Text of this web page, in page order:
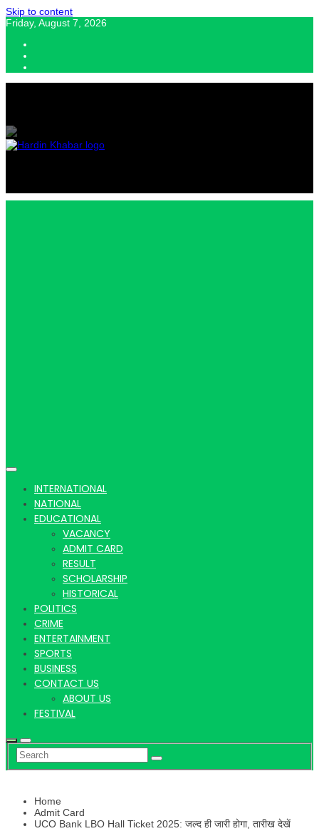
Skip to content
Friday, August 7, 2026
news |
Latest
Hindi
News
INTERNATIONAL
NATIONAL
EDUCATIONAL
VACANCY
ADMIT CARD
RESULT
SCHOLARSHIP
HISTORICAL
POLITICS
CRIME
ENTERTAINMENT
SPORTS
BUSINESS
CONTACT US
ABOUT US
FESTIVAL
Home
Admit Card
UCO Bank LBO Hall Ticket 2025: जल्द ही जारी होगा, तारीख देखें